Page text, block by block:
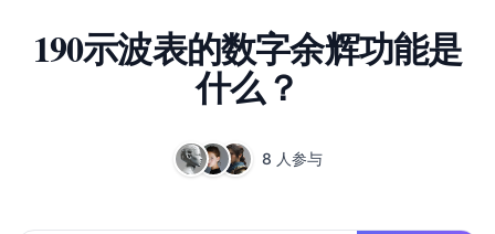
190示波表的数字余辉功能是
什么？
8 人参与